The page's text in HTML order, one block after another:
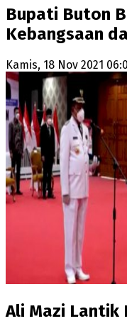
Bupati Buton
Kebangsaan
Kamis, 18 Nov 2021
Ali Mazi Lantik